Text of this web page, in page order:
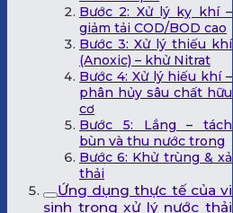
Bước 2: Xử lý kỵ khí –
giảm tải COD/BOD cao
Bước 3: Xử lý thiếu khí
(Anoxic) – khử Nitrat
Bước 4: Xử lý hiếu khí –
phân hủy sâu chất hữu
cơ
Bước 5: Lắng – tách
bùn và thu nước trong
Bước 6: Khử trùng & xả
thải
Ứng dụng thực tế của vi
sinh trong xử lý nước thải